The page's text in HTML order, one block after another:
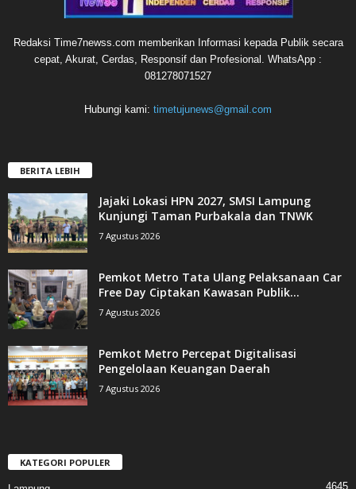
Redaksi Time7newss.com memberikan Informasi kepada Publik secara
cepat, Akurat, Cerdas, Responsif dan Profesional. WhatsApp :
081278071527
Hubungi kami: timetujunews@gmail.com
BERITA LEBIH
Jajaki Lokasi HPN 2027, SMSI Lampung
Kunjungi Taman Purbakala dan TNWK
7 Agustus 2026
Pemkot Metro Tata Ulang Pelaksanaan Car
Free Day Ciptakan Kawasan Publik...
7 Agustus 2026
Pemkot Metro Percepat Digitalisasi
Pengelolaan Keuangan Daerah
7 Agustus 2026
KATEGORI POPULER
4645